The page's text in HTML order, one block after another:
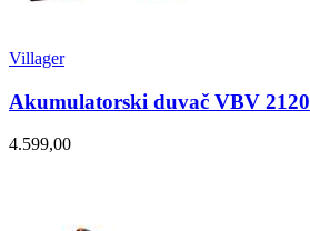
Villager
Akumulatorski duvač VBV 2120
4.599,00